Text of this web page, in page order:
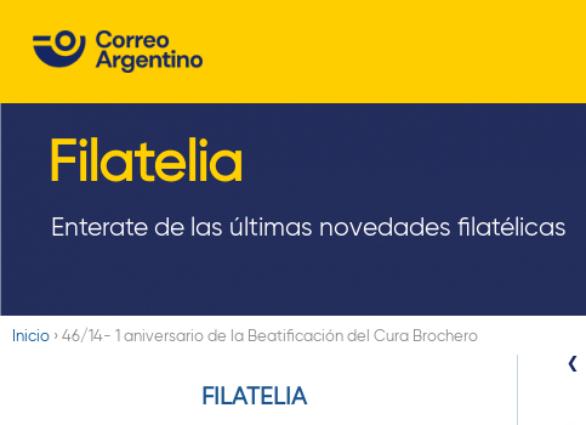
A
Filatelia
Enterate de las últimas novedades filatélicas
Inicio › 46/14- 1 aniversario de la Beatificación del Cura Brochero
FILATELIA